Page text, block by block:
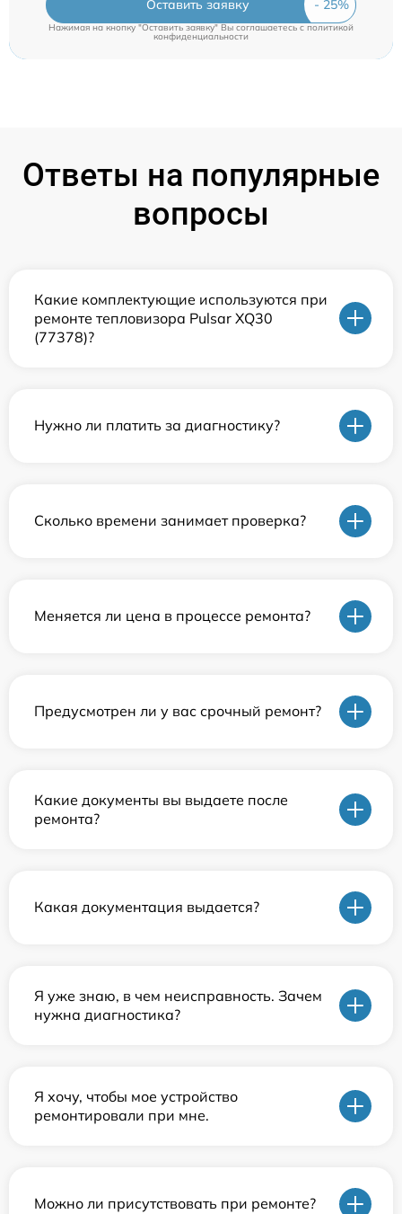
Оставить заявку
Нажимая на кнопку "Оставить заявку" Вы соглашаетесь cполитикой
конфиденциальности
Ответы на популярные
вопросы
Какие комплектующие используются при
ремонте тепловизора Pulsar XQ30
(77378)?
Нужно ли платить за диагностику?
Сколько времени занимает проверка?
Меняется ли цена в процессе ремонта?
Предусмотрен ли у вас срочный ремонт?
Какие документы вы выдаете после
ремонта?
Какая документация выдается?
Я уже знаю, в чем неисправность. Зачем
нужна диагностика?
Я хочу, чтобы мое устройство
ремонтировали при мне.
Можно ли присутствовать при ремонте?